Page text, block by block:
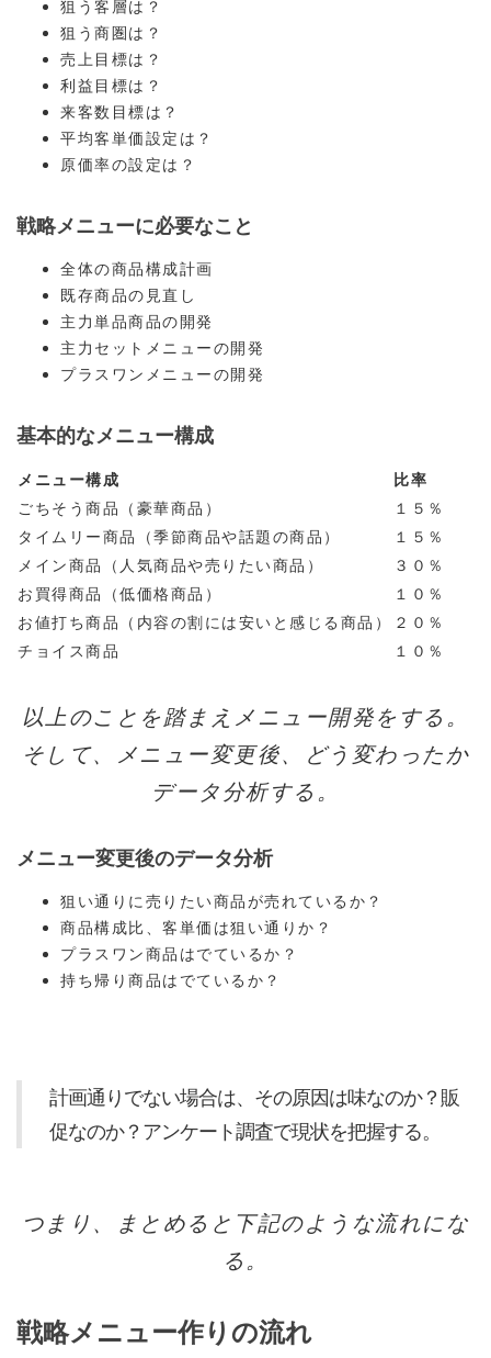
狙う客層は？
狙う商圏は？
売上目標は？
利益目標は？
来客数目標は？
平均客単価設定は？
原価率の設定は？
戦略メニューに必要なこと
全体の商品構成計画
既存商品の見直し
主力単品商品の開発
主力セットメニューの開発
プラスワンメニューの開発
基本的なメニュー構成
メニュー構成
比率
ごちそう商品（豪華商品）
１５％
タイムリー商品（季節商品や話題の商品）
１５％
メイン商品（人気商品や売りたい商品）
３０％
お買得商品（低価格商品）
１０％
お値打ち商品（内容の割には安いと感じる商品）
２０％
チョイス商品
１０％
以上のことを踏まえメニュー開発をする。
そして、メニュー変更後、どう変わったか
データ分析する。
メニュー変更後のデータ分析
狙い通りに売りたい商品が売れているか？
商品構成比、客単価は狙い通りか？
プラスワン商品はでているか？
持ち帰り商品はでているか？
計画通りでない場合は、その原因は味なのか？販
促なのか？アンケート調査で現状を把握する。
つまり、まとめると下記のような流れにな
る。
戦略メニュー作りの流れ